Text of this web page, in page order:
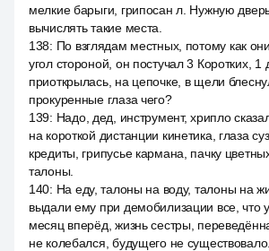
мелкие барыги, грипосан л. Нужную
вычислять такие места.
138: По взглядам местных, потому как
угол стороной, он постучал 3 Коротких,
приоткрылась, на цепочке, в щели
прокуренные глаза чего?
139: Надо, дед, инструмент, хрипло
на короткой дистанции кинетика, глаза
кредиты, грипусье кармана, пачку
талоны.
140: На еду, талоны на воду, талоны на
выдали ему при демобилизации все, что
месяц вперёд, жизнь сестры,
не колебался, будущего не существовало.